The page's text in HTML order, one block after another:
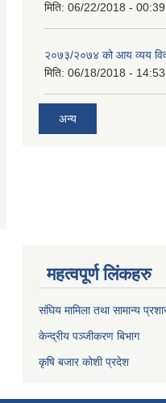
मिति: 06/22/2018 - 00:39
२०७३/२०७४ को आय व्यय
मिति: 06/18/2018 - 14:53
अन्य
महत्वपूर्ण लिंकहरु
संघिय मामिला तथा सामान्य
केन्द्रीय पञ्जीकरण बिभाग
कृषि बजार कोशी प्रदेश